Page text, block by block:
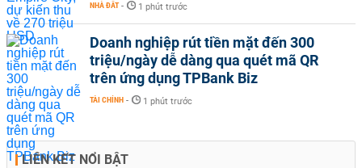
NHÀ ĐẤT - 1 phút trước
Doanh nghiệp rút tiền mặt đến 300
triệu/ngày dễ dàng qua quét mã QR
trên ứng dụng TPBank Biz
TÀI CHÍNH - 1 phút trước
LIÊN KẾT NỔI BẬT